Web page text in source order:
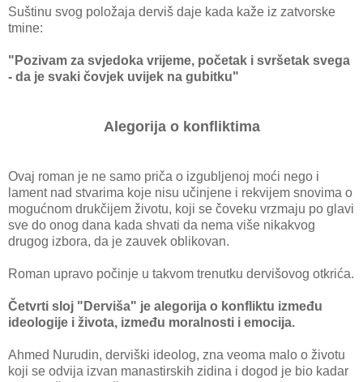
Suštinu svog položaja derviš daje kada kaže iz zatvorske
tmine:
"Pozivam za svjedoka vrijeme, početak i svršetak svega
- da je svaki čovjek uvijek na gubitku"
Alegorija o konfliktima
Ovaj roman je ne samo priča o izgubljenoj moći nego i
lament nad stvarima koje nisu učinjene i rekvijem snovima o
mogućnom drukčijem životu, koji se čoveku vrzmaju po glavi
sve do onog dana kada shvati da nema više nikakvog
drugog izbora, da je zauvek oblikovan.
Roman upravo počinje u takvom trenutku dervišovog otkrića.
Četvrti sloj "Derviša" je alegorija o konfliktu između
ideologije i života, između moralnosti i emocija.
Ahmed Nurudin, derviški ideolog, zna veoma malo o životu
koji se odvija izvan manastirskih zidina i dogod je bio kadar